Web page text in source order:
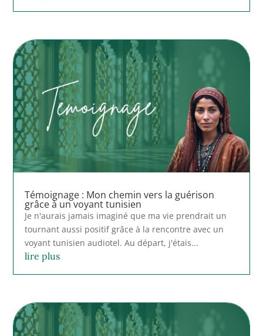
Témoignage : Mon chemin vers la guérison
grâce à un voyant tunisien
Je n'aurais jamais imaginé que ma vie prendrait un
tournant aussi positif grâce à la rencontre avec un
voyant tunisien audiotel. Au départ, j'étais...
lire plus